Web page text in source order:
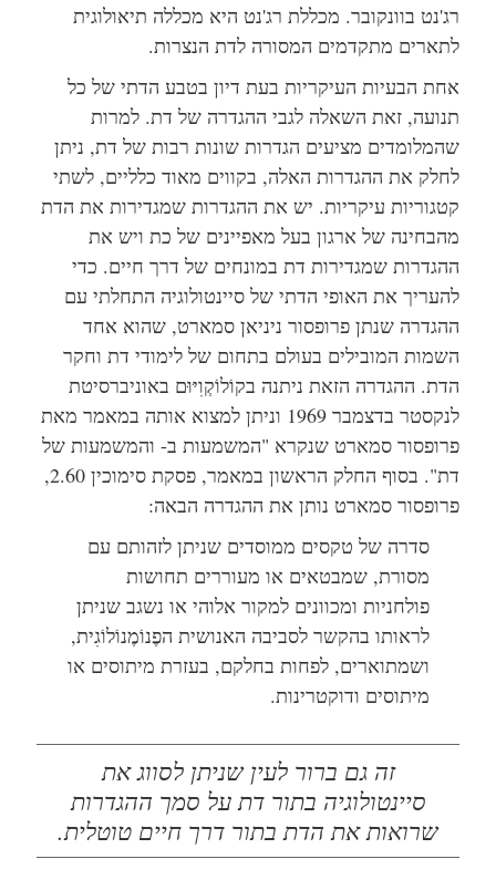
רג'נט בוונקובר. מכללת רג'נט היא מכללה תיאולוגית
לתארים מתקדמים המסורה לדת הנצרות.
אחת הבעיות העיקריות בעת דיון בטבע הדתי של כל
תנועה, זאת השאלה לגבי ההגדרה של דת. למרות
שהמלומדים מציעים הגדרות שונות רבות של דת, ניתן
לחלק את ההגדרות האלה, בקווים מאוד כלליים, לשתי
קטגוריות עיקריות. יש את ההגדרות שמגדירות את הדת
מהבחינה של ארגון בעל מאפיינים של כת ויש את
ההגדרות שמגדירות דת במונחים של דרך חיים. כדי
להעריך את האופי הדתי של סיינטולוגיה התחלתי עם
ההגדרה שנתן פרופסור ניניאן סמארט, שהוא אחד
השמות המובילים בעולם בתחום של לימודי דת וחקר
הדת. ההגדרה הזאת ניתנה בקוֹלוֹקְוִיּוּם באוניברסיטת
לנקסטר בדצמבר 1969 וניתן למצוא אותה במאמר מאת
פרופסור סמארט שנקרא "המשמעות ב- והמשמעות של
דת". בסוף החלק הראשון במאמר, פסקת סימוכין 2.60,
פרופסור סמארט נותן את ההגדרה הבאה:
סדרה של טקסים ממוסדים שניתן לזהותם עם
מסורת, שמבטאים או מעוררים תחושות
פולחניות ומכוונים למקור אלוהי או נשגב שניתן
לראותו בהקשר לסביבה האנושית הפֶנוֹמֶנוֹלוֹגִית,
ושמתוארים, לפחות בחלקם, בעזרת מיתוסים או
מיתוסים ודוקטרינות.
זה גם ברור לעין שניתן לסווג את
סיינטולוגיה בתור דת על סמך ההגדרות
שרואות את הדת בתור דרך חיים טוטלית.